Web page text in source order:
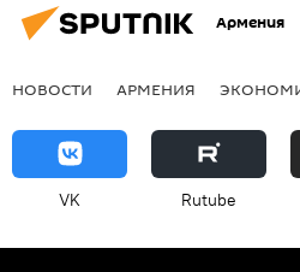
Армения
НОВОСТИ АРМЕНИЯ
VK Rutube